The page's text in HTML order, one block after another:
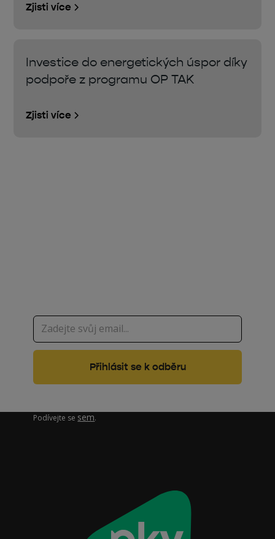
Zjisti více
Investice do energetických úspor díky
podpoře z programu OP TAK
Zjisti více
Podívejte se sem.